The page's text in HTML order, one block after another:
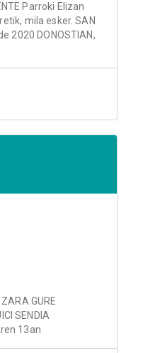
Parroki Elizan
mila esker. SAN
2020 DONOSTIAN,
GURE
SENDIA
13an